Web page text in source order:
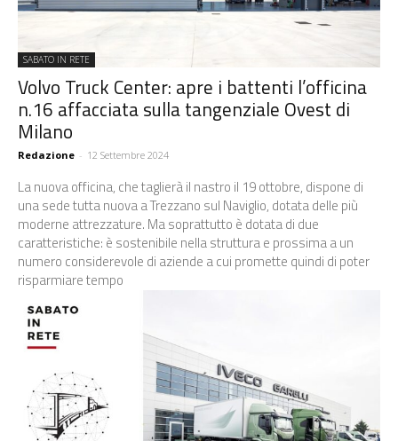
SABATO IN RETE
Volvo Truck Center: apre i battenti l’officina
n.16 affacciata sulla tangenziale Ovest di
Milano
Redazione - 12 Settembre 2024
La nuova officina, che taglierà il nastro il 19 ottobre, dispone di
una sede tutta nuova a Trezzano sul Naviglio, dotata delle più
moderne attrezzature. Ma soprattutto è dotata di due
caratteristiche: è sostenibile nella struttura e prossima a un
numero considerevole di aziende a cui promette quindi di poter
risparmiare tempo